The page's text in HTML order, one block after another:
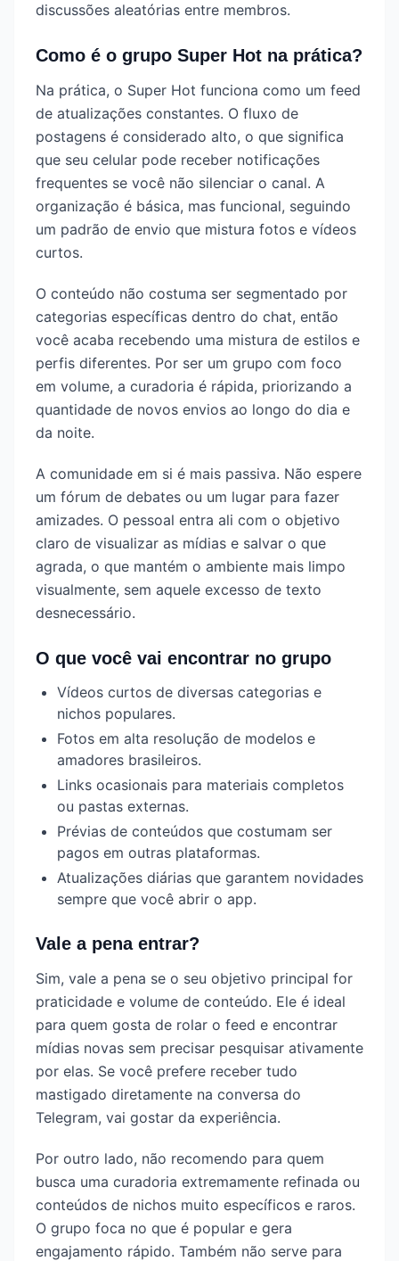
discussões aleatórias entre membros.
Como é o grupo Super Hot na prática?
Na prática, o Super Hot funciona como um feed
de atualizações constantes. O fluxo de
postagens é considerado alto, o que significa
que seu celular pode receber notificações
frequentes se você não silenciar o canal. A
organização é básica, mas funcional, seguindo
um padrão de envio que mistura fotos e vídeos
curtos.
O conteúdo não costuma ser segmentado por
categorias específicas dentro do chat, então
você acaba recebendo uma mistura de estilos e
perfis diferentes. Por ser um grupo com foco
em volume, a curadoria é rápida, priorizando a
quantidade de novos envios ao longo do dia e
da noite.
A comunidade em si é mais passiva. Não espere
um fórum de debates ou um lugar para fazer
amizades. O pessoal entra ali com o objetivo
claro de visualizar as mídias e salvar o que
agrada, o que mantém o ambiente mais limpo
visualmente, sem aquele excesso de texto
desnecessário.
O que você vai encontrar no grupo
Vídeos curtos de diversas categorias e
nichos populares.
Fotos em alta resolução de modelos e
amadores brasileiros.
Links ocasionais para materiais completos
ou pastas externas.
Prévias de conteúdos que costumam ser
pagos em outras plataformas.
Atualizações diárias que garantem novidades
sempre que você abrir o app.
Vale a pena entrar?
Sim, vale a pena se o seu objetivo principal for
praticidade e volume de conteúdo. Ele é ideal
para quem gosta de rolar o feed e encontrar
mídias novas sem precisar pesquisar ativamente
por elas. Se você prefere receber tudo
mastigado diretamente na conversa do
Telegram, vai gostar da experiência.
Por outro lado, não recomendo para quem
busca uma curadoria extremamente refinada ou
conteúdos de nichos muito específicos e raros.
O grupo foca no que é popular e gera
engajamento rápido. Também não serve para